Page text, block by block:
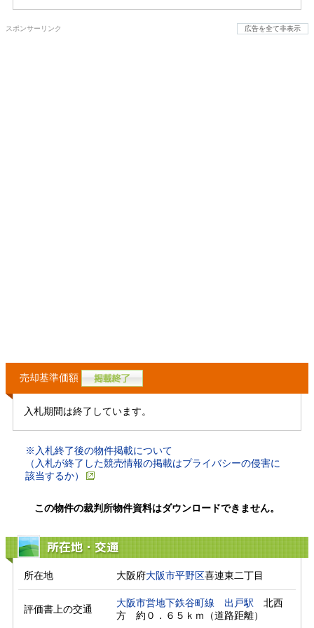
スポンサーリンク 広告を全て非表示
売却基準価額
入札期間は終了しています。
※入札終了後の物件掲載について
（入札が終了した競売情報の掲載はプライバシーの侵害に
該当するか）
この物件の裁判所物件資料はダウンロードできません。
所在地・交通
所在地 大阪府大阪市平野区喜連東二丁目
評価書上の交通
大阪市営地下鉄谷町線 出戸駅 北西
方　約０．６５ｋｍ（道路距離）